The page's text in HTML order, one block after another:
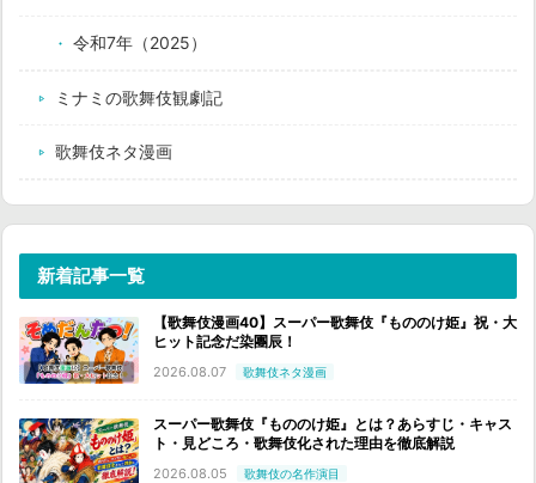
令和7年（2025）
ミナミの歌舞伎観劇記
歌舞伎ネタ漫画
新着記事一覧
【歌舞伎漫画40】スーパー歌舞伎『もののけ姫』祝・大
ヒット記念だ染團辰！
2026.08.07 歌舞伎ネタ漫画
スーパー歌舞伎『もののけ姫』とは？あらすじ・キャス
ト・見どころ・歌舞伎化された理由を徹底解説
2026.08.05 歌舞伎の名作演目